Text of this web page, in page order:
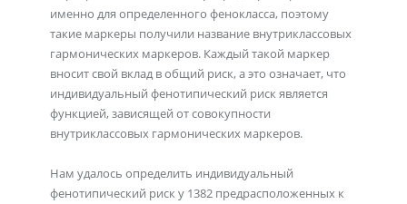
именно для определенного фенокласса, поэтому
такие маркеры получили название внутриклассовых
гармонических маркеров. Каждый такой маркер
вносит свой вклад в общий риск, а это означает, что
индивидуальный фенотипический риск является
функцией, зависящей от совокупности
внутриклассовых гармонических маркеров.
Нам удалось определить индивидуальный
фенотипический риск у 1382 предрасположенных к